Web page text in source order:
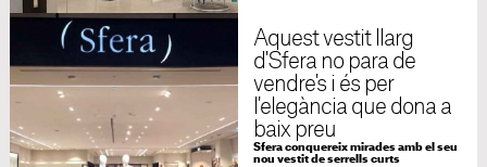
Aquest vestit llarg
d'Sfera no para de
vendre's i és per
l'elegància que dona a
baix preu
Sfera conquereix mirades amb el seu
nou vestit de serrells curts